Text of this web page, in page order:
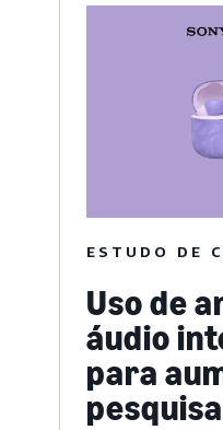
ESTUDO DE
Uso de
áudio
para